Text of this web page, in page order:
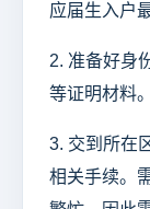
应届生入户
2. 准备好身
等证明材料。
3. 交到所在
相关手续。